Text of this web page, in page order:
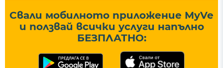
Свали мобилното приложение MyVe
и ползвай всички услуги напълно
БЕЗПЛАТНО: